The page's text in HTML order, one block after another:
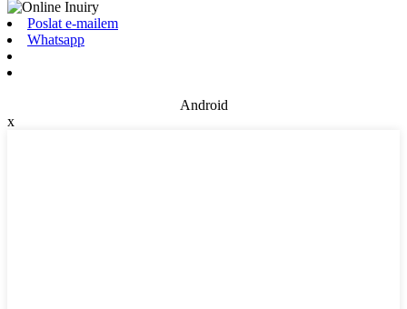
Poslat e-mailem
Whatsapp
Android
x